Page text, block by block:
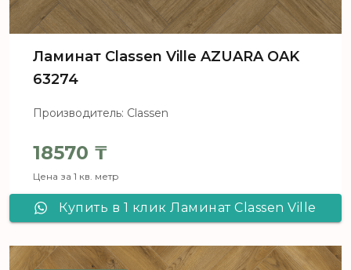
Ламинат Classen Ville AZUARA OAK
63274
Производитель: Classen
18570 ₸
Цена за 1 кв. метр
Купить в 1 клик Ламинат Classen Ville